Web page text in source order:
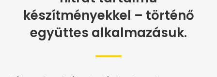
készítményekkel – történő
együttes alkalmazásuk.